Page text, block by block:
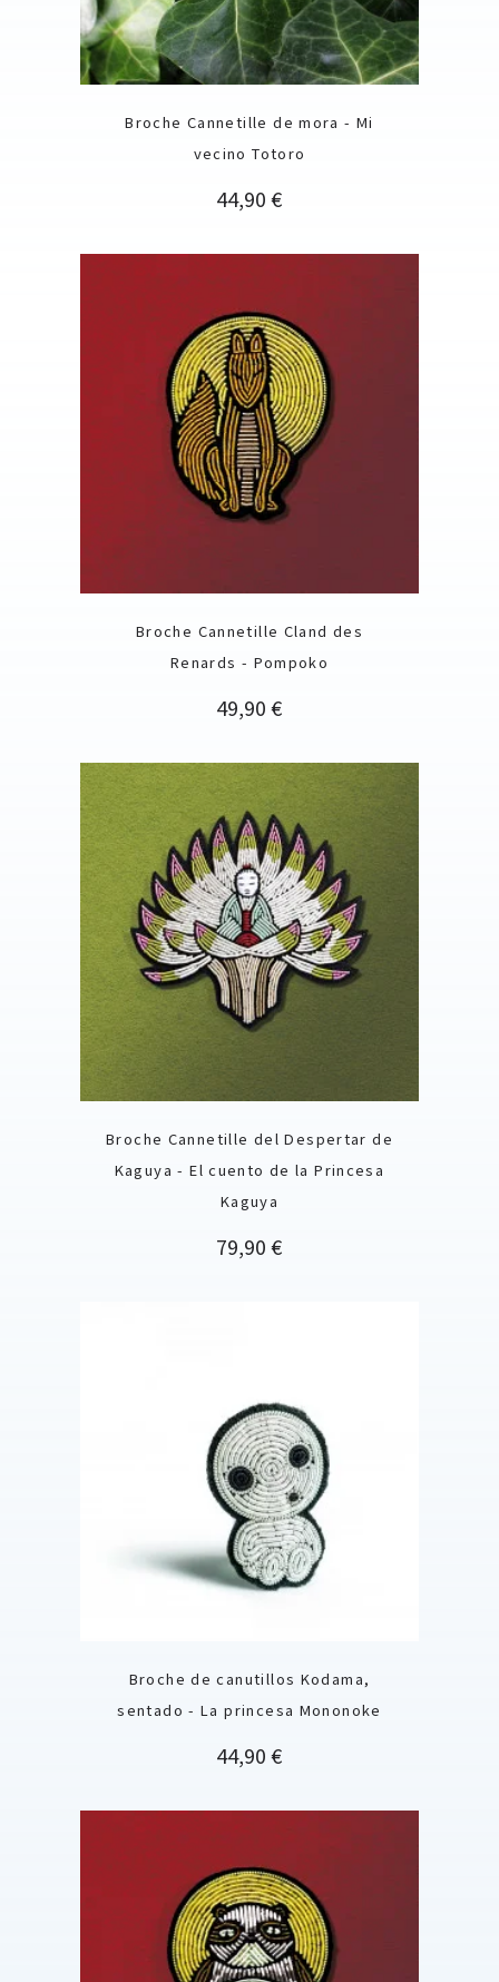
Broche Cannetille de mora - Mi
vecino Totoro
Precio
44,90 €
Broche Cannetille Cland des
Renards - Pompoko
Precio
49,90 €
Broche Cannetille del Despertar de
Kaguya - El cuento de la Princesa
Kaguya
Precio
79,90 €
Broche de canutillos Kodama,
sentado - La princesa Mononoke
Precio
44,90 €